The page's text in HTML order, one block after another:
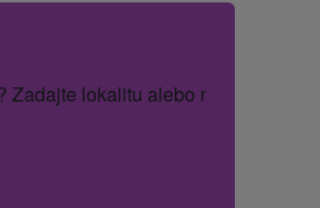
Zadajte lokalitu alebo názov hotela.